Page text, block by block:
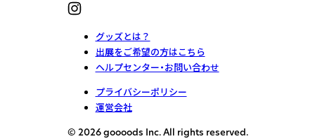
グッズとは？
出展をご希望の方はこちら
ヘルプセンター・お問い合わせ
プライバシーポリシー
運営会社
© 2026 goooods Inc. All rights reserved.